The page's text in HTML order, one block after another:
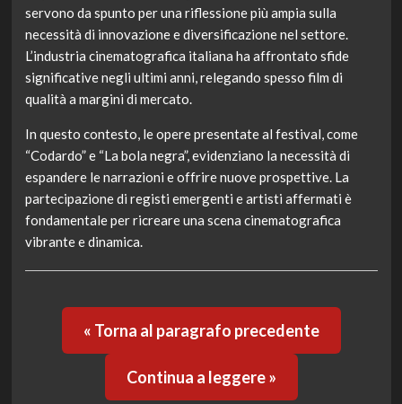
servono da spunto per una riflessione più ampia sulla
necessità di innovazione e diversificazione nel settore.
L’industria cinematografica italiana ha affrontato sfide
significative negli ultimi anni, relegando spesso film di
qualità a margini di mercato.
In questo contesto, le opere presentate al festival, come
“Codardo” e “La bola negra”, evidenziano la necessità di
espandere le narrazioni e offrire nuove prospettive. La
partecipazione di registi emergenti e artisti affermati è
fondamentale per ricreare una scena cinematografica
vibrante e dinamica.
« Torna al paragrafo precedente
Continua a leggere »